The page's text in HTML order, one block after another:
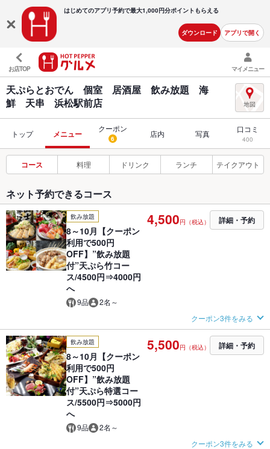
はじめてのアプリ予約で最大1,000円分ポイントもらえる
ダウンロード アプリで開く
お店TOP マイメニュー
天ぷらとおでん 個室 居酒屋 飲み放題 海
鮮 天串 浜松駅前店
トップ メニュー
クーポン
6 店内 写真 口コミ
400
コース 料理 ドリンク ランチ テイクアウト
ネット予約できるコース
飲み放題
8～10月【クーポン
利用で500円
OFF】”飲み放題
付”天ぷら竹コー
ス/4500円⇒4000円
へ
9品 2名～
4,500円（税込） 詳細・予約
クーポン3件をみる
飲み放題
8～10月【クーポン
利用で500円
OFF】”飲み放題
付”天ぷら特選コー
ス/5500円⇒5000円
へ
9品 2名～
5,500円（税込） 詳細・予約
クーポン3件をみる